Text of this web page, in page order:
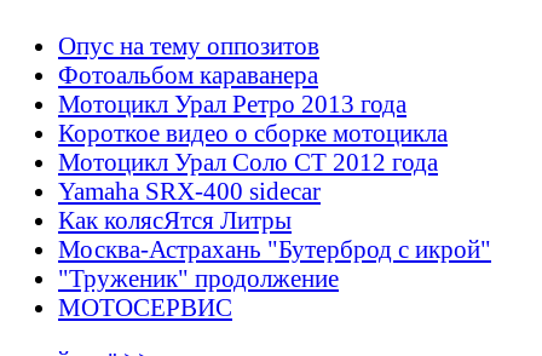
Опус на тему оппозитов
Фотоальбом караванера
Мотоцикл Урал Ретро 2013 года
Короткое видео о сборке мотоцикла
Мотоцикл Урал Соло СТ 2012 года
Yamaha SRX-400 sidecar
Как колясЯтся Литры
Москва-Астрахань "Бутерброд с икрой"
"Труженик" продолжение
МОТОСЕРВИС